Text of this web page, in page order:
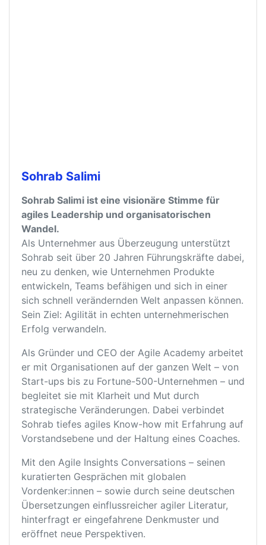
Sohrab Salimi
Sohrab Salimi ist eine visionäre Stimme für
agiles Leadership und organisatorischen
Wandel.
Als Unternehmer aus Überzeugung unterstützt
Sohrab seit über 20 Jahren Führungskräfte dabei,
neu zu denken, wie Unternehmen Produkte
entwickeln, Teams befähigen und sich in einer
sich schnell verändernden Welt anpassen können.
Sein Ziel: Agilität in echten unternehmerischen
Erfolg verwandeln.
Als Gründer und CEO der Agile Academy arbeitet
er mit Organisationen auf der ganzen Welt – von
Start-ups bis zu Fortune-500-Unternehmen – und
begleitet sie mit Klarheit und Mut durch
strategische Veränderungen. Dabei verbindet
Sohrab tiefes agiles Know-how mit Erfahrung auf
Vorstandsebene und der Haltung eines Coaches.
Mit den Agile Insights Conversations – seinen
kuratierten Gesprächen mit globalen
Vordenker:innen – sowie durch seine deutschen
Übersetzungen einflussreicher agiler Literatur,
hinterfragt er eingefahrene Denkmuster und
eröffnet neue Perspektiven.